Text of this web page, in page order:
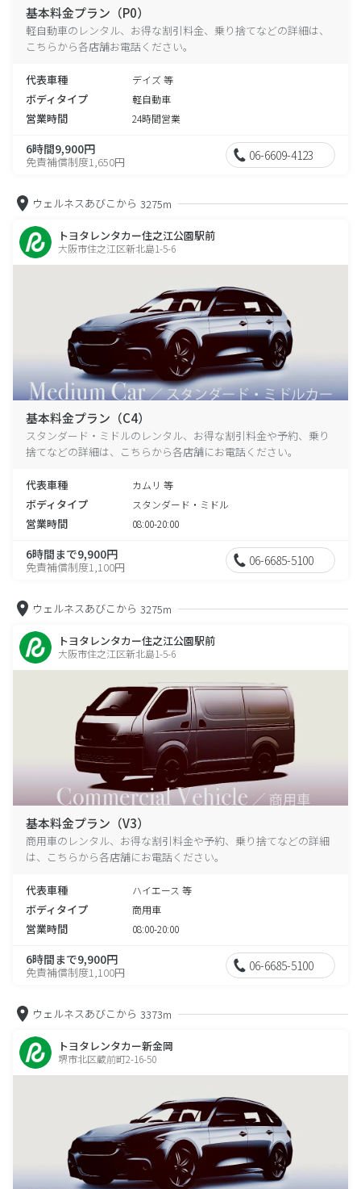
基本料金プラン（P0）
軽自動車のレンタル、お得な割引料金、乗り捨てなどの詳細は、
こちらから各店舗お電話ください。
代表車種 デイズ 等
ボディタイプ 軽自動車
営業時間 24時間営業
6時間9,900円
免責補償制度1,650円 06-6609-4123
ウェルネスあびこから 3275m
トヨタレンタカー住之江公園駅前
大阪市住之江区新北島1-5-6
基本料金プラン（C4）
スタンダード・ミドルのレンタル、お得な割引料金や予約、乗り
捨てなどの詳細は、こちらから各店舗にお電話ください。
代表車種 カムリ 等
ボディタイプ スタンダード・ミドル
営業時間 08:00-20:00
6時間まで9,900円
免責補償制度1,100円 06-6685-5100
ウェルネスあびこから 3275m
トヨタレンタカー住之江公園駅前
大阪市住之江区新北島1-5-6
基本料金プラン（V3）
商用車のレンタル、お得な割引料金や予約、乗り捨てなどの詳細
は、こちらから各店舗にお電話ください。
代表車種 ハイエース 等
ボディタイプ 商用車
営業時間 08:00-20:00
6時間まで9,900円
免責補償制度1,100円 06-6685-5100
ウェルネスあびこから 3373m
トヨタレンタカー新金岡
堺市北区蔵前町2-16-50